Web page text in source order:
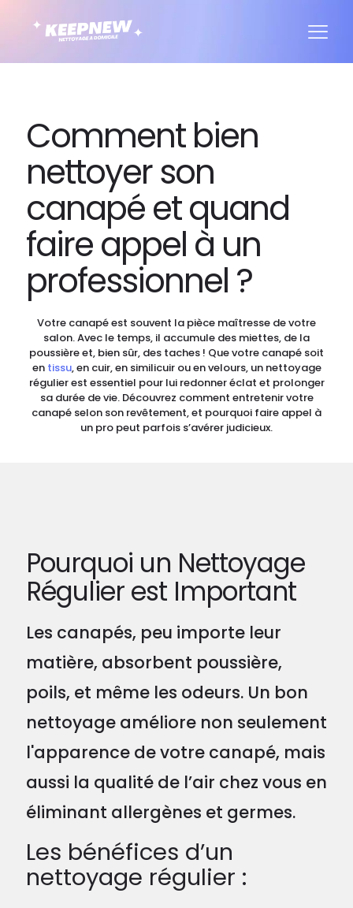
Comment bien
nettoyer son
canapé et quand
faire appel à un
professionnel ?
Votre canapé est souvent la pièce maîtresse de votre
salon. Avec le temps, il accumule des miettes, de la
poussière et, bien sûr, des taches ! Que votre canapé soit
en tissu, en cuir, en similicuir ou en velours, un nettoyage
régulier est essentiel pour lui redonner éclat et prolonger
sa durée de vie. Découvrez comment entretenir votre
canapé selon son revêtement, et pourquoi faire appel à
un pro peut parfois s’avérer judicieux.
Pourquoi un Nettoyage
Régulier est Important
Les canapés, peu importe leur
matière, absorbent poussière,
poils, et même les odeurs. Un bon
nettoyage améliore non seulement
l'apparence de votre canapé, mais
aussi la qualité de l’air chez vous en
éliminant allergènes et germes.
Les bénéfices d’un
nettoyage régulier :